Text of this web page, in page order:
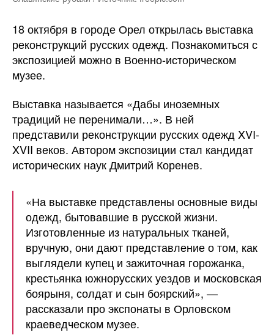
18 октября в городе Орел открылась выставка
реконструкций русских одежд. Познакомиться с
экспозицией можно в Военно-историческом
музее.
Выставка называется «Дабы иноземных
традиций не перенимали…». В ней
представили реконструкции русских одежд XVI-
XVII веков. Автором экспозиции стал кандидат
исторических наук Дмитрий Коренев.
«На выставке представлены основные виды
одежд, бытовавшие в русской жизни.
Изготовленные из натуральных тканей,
вручную, они дают представление о том, как
выглядели купец и зажиточная горожанка,
крестьянка южнорусских уездов и московская
боярыня, солдат и сын боярский», —
рассказали про экспонаты в Орловском
краеведческом музее.